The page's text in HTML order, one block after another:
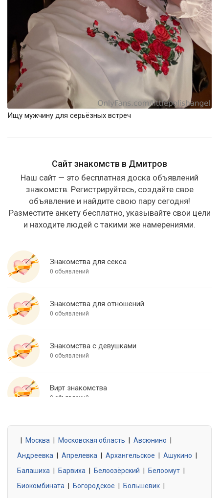
Ищу мужчину для серьёзных встреч
Сайт знакомств в Дмитров
Наш сайт — это бесплатная доска объявлений
знакомств. Регистрируйтесь, создайте свое
объявление и найдите свою пару сегодня!
Разместите анкету бесплатно, указывайте свои цели
и находите людей с такими же намерениями.
Знакомства для секса
0 объявлений
Знакомства для отношений
0 объявлений
Знакомства с девушками
0 объявлений
Вирт знакомства
0 объявлений
0 объявлений
Знакомства без обязательств
0 объявлений
Москва Московская область Авсюнино
Андреевка
Апрелевка Архангельское Ашукино
Балашиха
Барвиха Белоозёрский Белоомут
Биокомбината
Богородское Большевик